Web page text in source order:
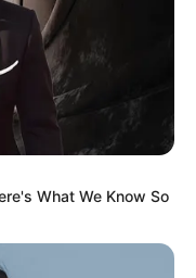
κοινωνική
και
Νέων Οκτωνιάς.
What We Know So